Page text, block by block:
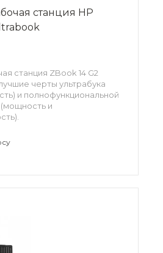
станция HP
станция ZBook 14 G2
черты ультрабука
и полнофункциональной
и